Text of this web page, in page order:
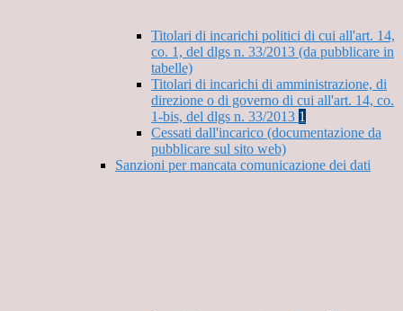
Titolari di incarichi politici di cui all'art. 14,
co. 1, del dlgs n. 33/2013 (da pubblicare in
tabelle)
Titolari di incarichi di amministrazione, di
direzione o di governo di cui all'art. 14, co.
1-bis, del dlgs n. 33/2013 1
Cessati dall'incarico (documentazione da
pubblicare sul sito web)
Sanzioni per mancata comunicazione dei dati